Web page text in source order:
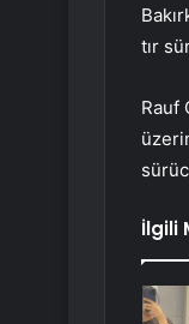
tır
Rauf
İlgili